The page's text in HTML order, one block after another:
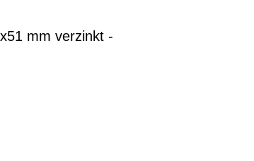
mm verzinkt -